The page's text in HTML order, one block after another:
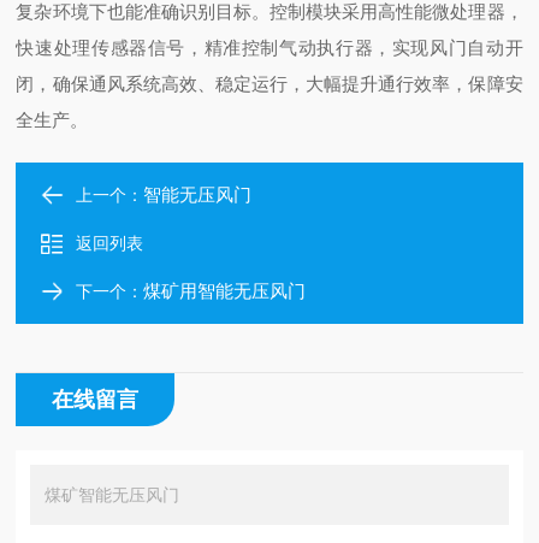
复杂环境下也能准确识别目标。控制模块采用高性能微处理器，
快速处理传感器信号，精准控制气动执行器，实现风门自动开
闭，确保通风系统高效、稳定运行，大幅提升通行效率，保障安
全生产。
上一个： 智能无压风门
返回列表
下一个：煤矿用智能无压风门
在线留言